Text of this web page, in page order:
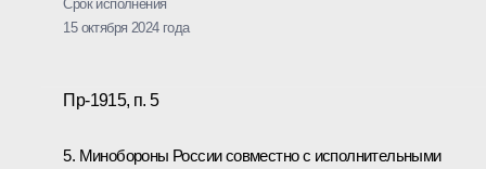
Срок исполнения
15 октября 2024 года
Пр-1915, п. 5
5. Минобороны России совместно с исполнительными